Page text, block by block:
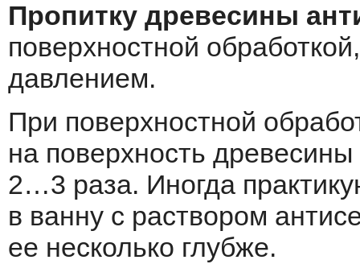
Пропитку древесины
поверхностной
давлением.
При поверхностной
на поверхность
2…3 раза. Иногда
в ванну с раствором
ее несколько глубже.